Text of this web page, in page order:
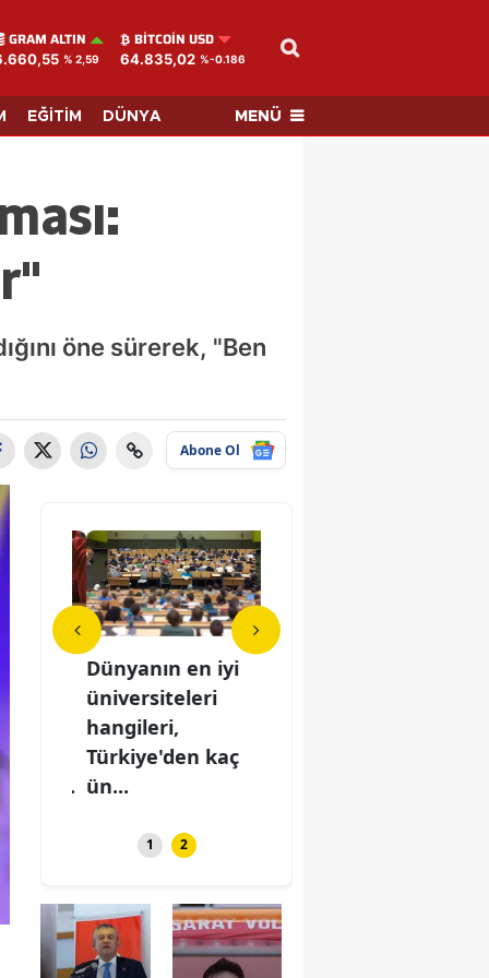
GRAM ALTIN
% 2,59
BITCOIN USD
64.835,02 %-0.186
EĞİTİM DÜNYA MENÜ
öne sürerek, "Ben
Abone Ol
g...
Dünyanın en iyi
üniversiteleri
hangileri,
Türkiye'den kaç
ün...
1 2